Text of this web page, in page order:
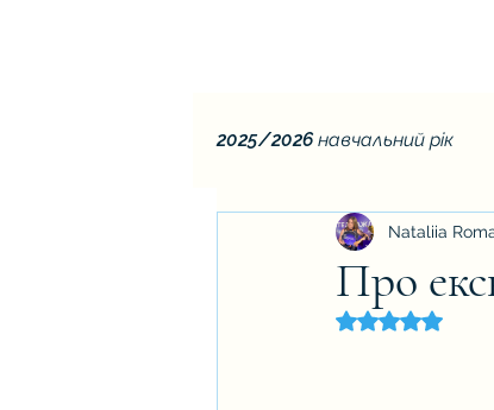
2025/2026 навчальний рік
Про
Nataliia
Оцінка: NaN з